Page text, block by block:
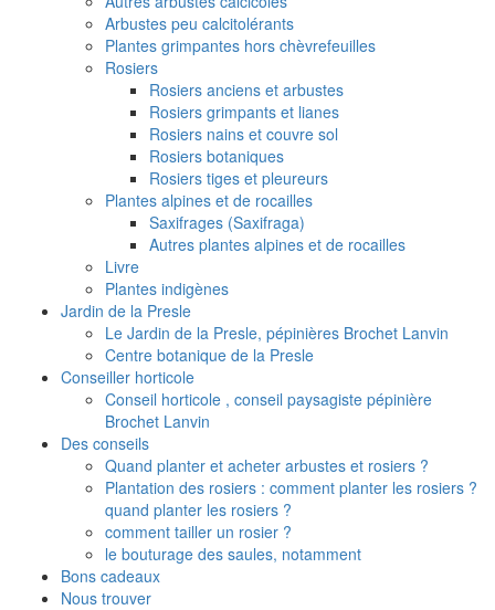
Arbustes peu calcitolérants
Plantes grimpantes hors chèvrefeuilles
Rosiers
Rosiers anciens et arbustes
Rosiers grimpants et lianes
Rosiers nains et couvre sol
Rosiers botaniques
Rosiers tiges et pleureurs
Plantes alpines et de rocailles
Saxifrages (Saxifraga)
Autres plantes alpines et de rocailles
Livre
Plantes indigènes
Jardin de la Presle
Le Jardin de la Presle, pépinières Brochet Lanvin
Centre botanique de la Presle
Conseiller horticole
Conseil horticole , conseil paysagiste pépinière
Brochet Lanvin
Des conseils
Quand planter et acheter arbustes et rosiers ?
Plantation des rosiers : comment planter les rosiers ?
quand planter les rosiers ?
comment tailler un rosier ?
le bouturage des saules, notamment
Bons cadeaux
Nous trouver